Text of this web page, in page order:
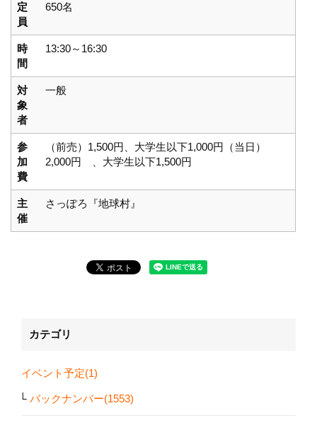
定
員
650名
時
間
13:30～16:30
対
象
者
一般
参
加
費
（前売）1,500円、大学生以下1,000円（当日）
2,000円 、大学生以下1,500円
主
催
さっぽろ『地球村』
カテゴリ
イベント予定(1)
バックナンバー(1553)